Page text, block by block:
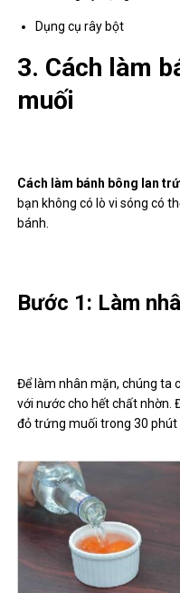
Dụng cụ rây bột
3. Cách làm
muối
Cách làm bánh bông lan
bạn không có lò vi sóng có
bánh.
Bước 1: Làm
Để làm nhân mặn, chúng ta
với nước cho hết chất nhờn.
đỏ trứng muối trong 30